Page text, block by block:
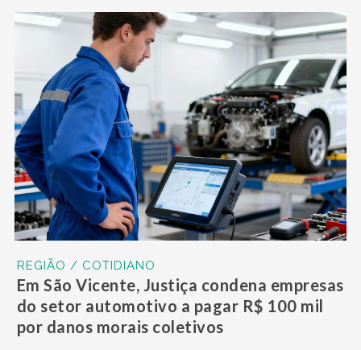
REGIÃO / COTIDIANO
Em São Vicente, Justiça condena empresas
do setor automotivo a pagar R$ 100 mil
por danos morais coletivos